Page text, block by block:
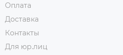
Оплата
Доставка
Контакты
Для юр.лиц